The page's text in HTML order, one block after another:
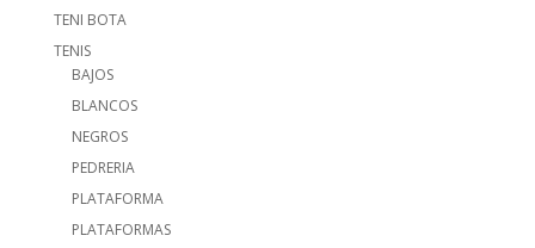
TENI BOTA
TENIS
BAJOS
BLANCOS
NEGROS
PEDRERIA
PLATAFORMA
PLATAFORMAS